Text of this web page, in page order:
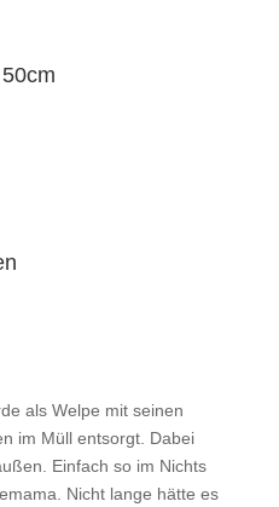
als Welpe mit seinen
im Müll entsorgt. Dabei
Einfach so im Nichts
Nicht lange hätte es